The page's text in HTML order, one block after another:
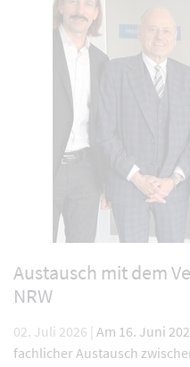
Austausch mit dem
NRW
02. Juli 2026 | Am 16. Juni
fachlicher Austausch